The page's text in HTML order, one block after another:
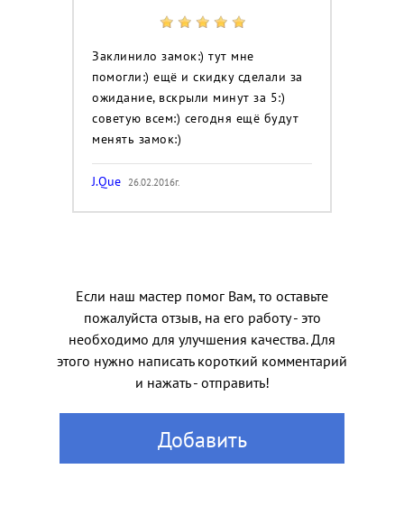
Заклинило замок:) тут мне
помогли:) ещё и скидку сделали за
ожидание, вскрыли минут за 5:)
советую всем:) сегодня ещё будут
менять замок:)
J.Que 26.02.2016г.
Если наш мастер помог Вам, то оставьте
пожалуйста отзыв, на его работу - это
необходимо для улучшения качества. Для
этого нужно написать короткий комментарий
и нажать - отправить!
Добавить